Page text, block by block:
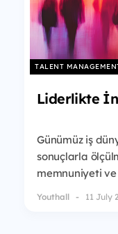
TALENT
Liderlikte
Günümüz iş
sonuçlarla
memnuniyeti ve
Youthall 11 July